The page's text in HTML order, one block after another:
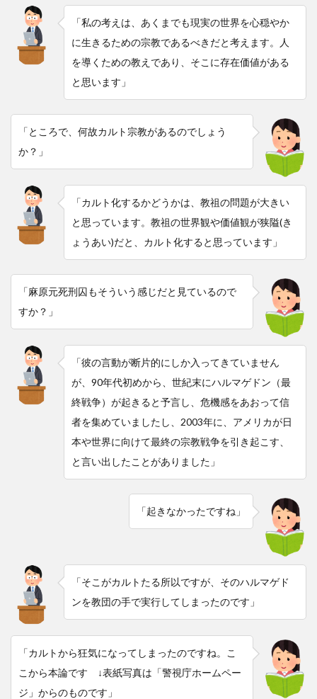
「私の考えは、あくまでも現実の世界を心穏やか
に生きるための宗教であるべきだと考えます。人
を導くための教えであり、そこに存在価値がある
と思います」
「ところで、何故カルト宗教があるのでしょう
か？」
「カルト化するかどうかは、教祖の問題が大きい
と思っています。教祖の世界観や価値観が狭隘(き
ょうあい)だと、カルト化すると思っています」
「麻原元死刑囚もそういう感じだと見ているので
すか？」
「彼の言動が断片的にしか入ってきていません
が、90年代初めから、世紀末にハルマゲドン（最
終戦争）が起きると予言し、危機感をあおって信
者を集めていましたし、2003年に、アメリカが日
本や世界に向けて最終の宗教戦争を引き起こす、
と言い出したことがありました」
「起きなかったですね」
「そこがカルトたる所以ですが、そのハルマゲド
ンを教団の手で実行してしまったのです」
「カルトから狂気になってしまったのですね。こ
こから本論です ↓表紙写真は「警視庁ホームペー
ジ」からのものです」